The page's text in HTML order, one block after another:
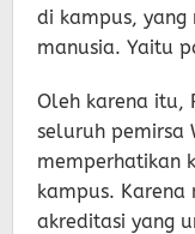
di kampus, yang
manusia. Yaitu
Oleh karena itu,
seluruh pemirsa
memperhatikan
kampus. Karena
akreditasi yang